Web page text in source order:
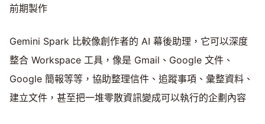
前期製作
Gemini Spark 比較像創作者的 AI 幕後助理，它可以深度
整合 Workspace 工具，像是 Gmail、Google 文件、
Google 簡報等等，協助整理信件、追蹤事項、彙整資料、
建立文件，甚至把一堆零散資訊變成可以執行的企劃內容